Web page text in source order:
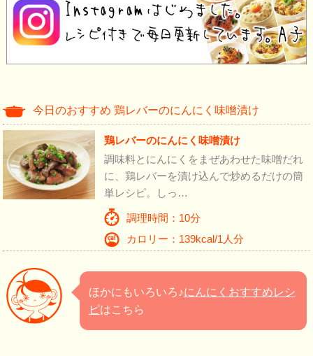
今日のおすすめ 鶏レバーのにんにく味噌漬け
鶏レバーのにんにく味噌漬け
調味料とにんにくをまぜあわせた味噌だれ
に、鶏レバーを漬け込んで炒めるだけの簡
単レシピ。しっ…
調理時間：10分
カロリー：139kcal/1人分
ほかにもいろいろ♪にんにくおすすめレシ
ピはこちら